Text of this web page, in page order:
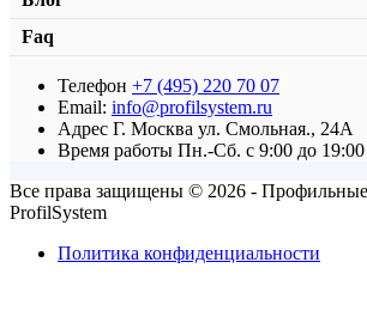
Уплотнительный профиль T-202
100,00₽/пог.м. В корзину
Faq
Телефон +7 (495) 220 70 07
Email: info@profilsystem.ru
Адрес Г. Москва ул. Смольная., 24А
Время работы Пн.-Сб. с 9:00 до 19:00
Все права защищены © 2026 -
ProfilSystem
Политика конфиденциальности